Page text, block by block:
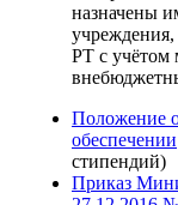
назначены
РТ с учётом
Положение
обеспечении
стипендий)
Приказ